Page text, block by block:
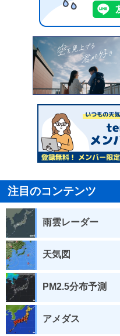
注目のコンテンツ
雨雲レーダー
天気図
PM2.5分布予測
アメダス